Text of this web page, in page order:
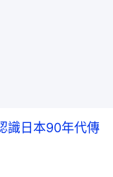
識日本90年代傳